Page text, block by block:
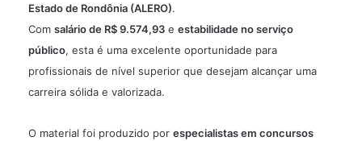
Estado de Rondônia (ALERO).
Com salário de R$ 9.574,93 e estabilidade no serviço
público, esta é uma excelente oportunidade para
profissionais de nível superior que desejam alcançar uma
carreira sólida e valorizada.
O material foi produzido por especialistas em concursos